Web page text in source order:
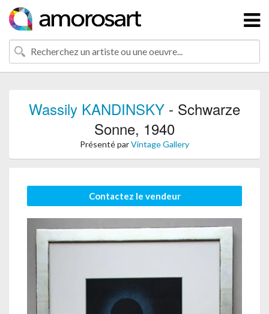
Wassily KANDINSKY - Schwarze
Sonne, 1940
Présenté parVintage Gallery
Contactez le vendeur